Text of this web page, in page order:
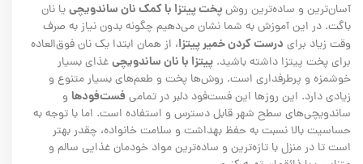
آسان‌ترین و ساده‌ترین روشپخت پیتزا با کمک نان ساندویچییا نان
باگت. در این آموزش به شما نشان می‌دهیم چگونه بدون نیاز به صرف
وقت زیاد برای درست کردن خمیر پیتزا، از همان ابتدا یک نان فوق‌العاده
برای پخت پیتزا داشته باشید. پیتزا با نان ساندویچیغذای بسیار
خوشمزه و پرطرفداری است. روش‌ها پخت و طعم‌های بسیار متنوع و
زیادی دارد. این روزها این فست‌فود دلبر در تمامی فست‌فودها و
ساندویچی‌های سطح شهر قابل دسترس و استفاده است. اما با توجه به
حساسیت بالا نسبت به حفظ بهداشت و سلامت خانواده، چقدر بهتر
است تا در منزل با تازه‌ترین و ساده‌ترین مواد خودمان غذایی سالم و